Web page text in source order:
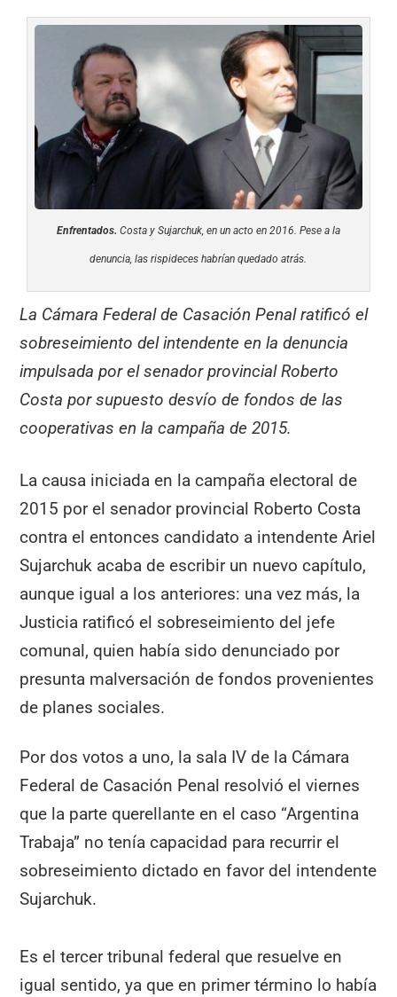
Enfrentados. Costa y Sujarchuk, en un acto en 2016. Pese a la
denuncia, las rispideces habrían quedado atrás.
La Cámara Federal de Casación Penal ratificó el
sobreseimiento del intendente en la denuncia
impulsada por el senador provincial Roberto
Costa por supuesto desvío de fondos de las
cooperativas en la campaña de 2015.
La causa iniciada en la campaña electoral de
2015 por el senador provincial Roberto Costa
contra el entonces candidato a intendente Ariel
Sujarchuk acaba de escribir un nuevo capítulo,
aunque igual a los anteriores: una vez más, la
Justicia ratificó el sobreseimiento del jefe
comunal, quien había sido denunciado por
presunta malversación de fondos provenientes
de planes sociales.
Por dos votos a uno, la sala IV de la Cámara
Federal de Casación Penal resolvió el viernes
que la parte querellante en el caso “Argentina
Trabaja” no tenía capacidad para recurrir el
sobreseimiento dictado en favor del intendente
Sujarchuk.
Es el tercer tribunal federal que resuelve en
igual sentido, ya que en primer término lo había